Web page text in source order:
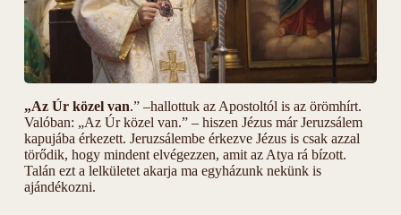
„Az Úr közel van.” –hallottuk az Apostoltól is az örömhírt.
Valóban: „Az Úr közel van.” – hiszen Jézus már Jeruzsálem
kapujába érkezett. Jeruzsálembe érkezve Jézus is csak azzal
törődik, hogy mindent elvégezzen, amit az Atya rá bízott.
Talán ezt a lelkületet akarja ma egyházunk nekünk is
ajándékozni.